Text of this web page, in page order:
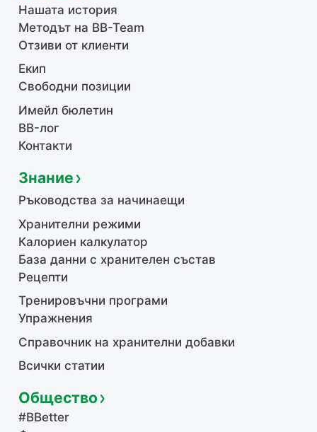
Нашата история
Методът на BB-Team
Отзиви от клиенти
Екип
Свободни позиции
Имейл бюлетин
BB-лог
Контакти
Знание
Ръководства за начинаещи
Хранителни режими
Калориен калкулатор
База данни с хранителен състав
Рецепти
Тренировъчни програми
Упражнения
Справочник на хранителни добавки
Всички статии
Общество
#BBetter